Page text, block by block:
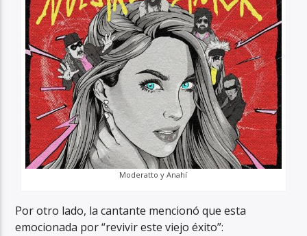
Moderatto y Anahí
Por otro lado, la cantante mencionó que esta
emocionada por “revivir este viejo éxito”: